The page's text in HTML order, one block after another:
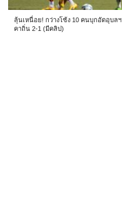
ลุ้นเหนื่อย! กว่างโซ้ง 10 คนบุกอัดอุบลฯ
คาถิ่น 2-1 (มีคลิป)